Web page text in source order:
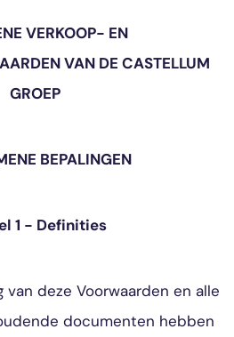
VERKOOP- EN
VAN DE CASTELLUM
GROEP
BEPALINGEN
1 - Definities
van deze Voorwaarden en alle
documenten hebben